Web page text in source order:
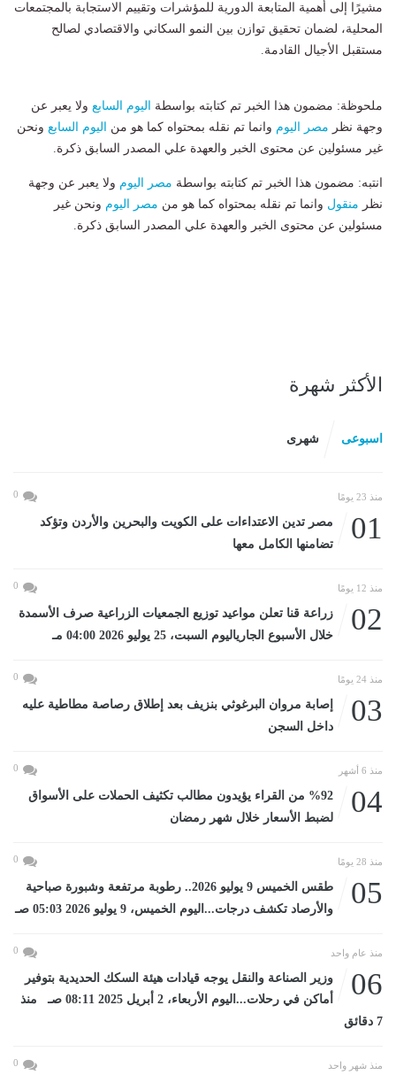
مشيرًا إلى أهمية المتابعة الدورية للمؤشرات وتقييم الاستجابة بالمجتمعات
المحلية، لضمان تحقيق توازن بين النمو السكاني والاقتصادي لصالح
مستقبل الأجيال القادمة.
ملحوظة: مضمون هذا الخبر تم كتابته بواسطة اليوم السابع ولا يعبر عن
وجهة نظر مصر اليوم وانما تم نقله بمحتواه كما هو من اليوم السابع ونحن
غير مسئولين عن محتوى الخبر والعهدة علي المصدر السابق ذكرة.
انتبه: مضمون هذا الخبر تم كتابته بواسطة مصر اليوم ولا يعبر عن وجهة
نظر منقول وانما تم نقله بمحتواه كما هو من مصر اليوم ونحن غير
مسئولين عن محتوى الخبر والعهدة علي المصدر السابق ذكرة.
الأكثر شهرة
اسبوعى شهرى
منذ 23 يومًا 0
01
مصر تدين الاعتداءات على الكويت والبحرين والأردن وتؤكد
تضامنها الكامل معها
منذ 12 يومًا 0
02
زراعة قنا تعلن مواعيد توزيع الجمعيات الزراعية صرف الأسمدة
خلال الأسبوع الجارياليوم السبت، 25 يوليو 2026 04:00 مـ
منذ 24 يومًا 0
03
إصابة مروان البرغوثي بنزيف بعد إطلاق رصاصة مطاطية عليه
داخل السجن
منذ 6 أشهر 0
04
%92 من القراء يؤيدون مطالب تكثيف الحملات على الأسواق
لضبط الأسعار خلال شهر رمضان
منذ 28 يومًا 0
05
طقس الخميس 9 يوليو 2026.. رطوبة مرتفعة وشبورة صباحية
والأرصاد تكشف درجات...اليوم الخميس، 9 يوليو 2026 05:03 صـ
منذ عام واحد 0
06
وزير الصناعة والنقل يوجه قيادات هيئة السكك الحديدية بتوفير
أماكن في رحلات...اليوم الأربعاء، 2 أبريل 2025 08:11 صـ منذ
7 دقائق
منذ شهر واحد 0